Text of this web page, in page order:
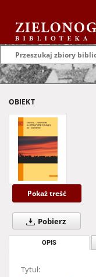
OBIEKT
Pokaż treść
Pobierz
OPIS
Tytuł: